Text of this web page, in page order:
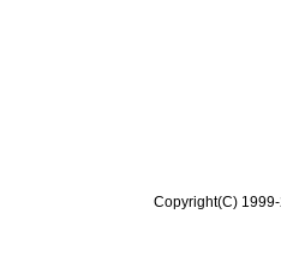
Copyright(C)